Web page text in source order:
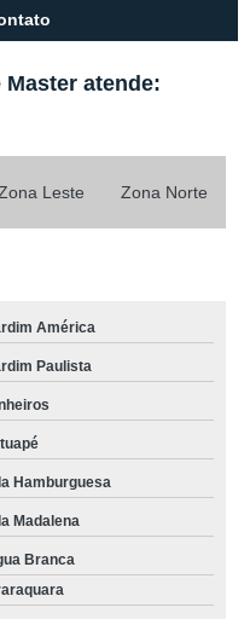
Master atende:
Leste Zona Norte
América
Paulista
Hamburguesa
Madalena
Branca